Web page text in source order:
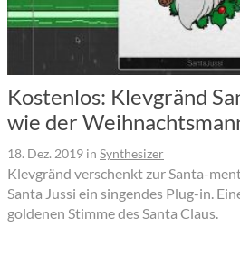
Kostenlos: Klevgränd
wie der
18. Dez. 2019 in Synthesizer
Klevgränd verschenkt zur Santa-
Santa Jussi ein singendes Plug-in.
goldenen Stimme des Santa Claus.